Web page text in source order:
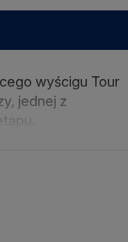
wyścigu Tour
jednej z